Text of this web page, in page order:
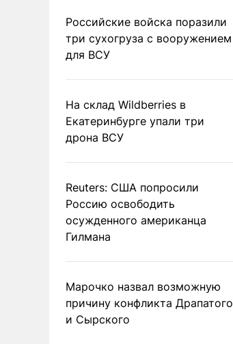
Российские войска поразили
три сухогруза с вооружением
для ВСУ
На склад Wildberries в
Екатеринбурге упали три
дрона ВСУ
Reuters: США попросили
Россию освободить
осужденного американца
Гилмана
Марочко назвал возможную
причину конфликта Драпатого
и Сырского